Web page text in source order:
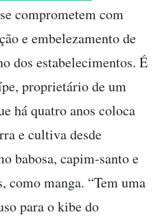
comprometem com
e embelezamento de
dos estabelecimentos. É
proprietário de um
há quatro anos coloca
e cultiva desde
babosa, capim-santo e
manga. “Tem uma
para o kibe do